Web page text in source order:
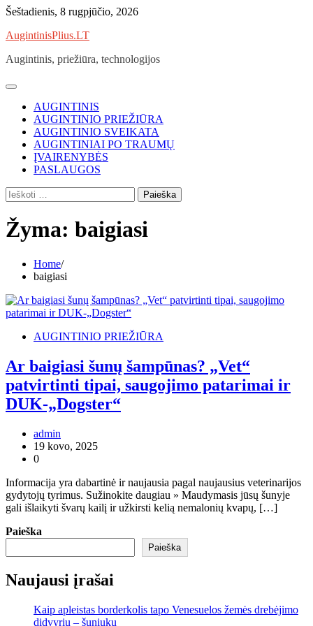
Skip
content
Šeštadienis, 8 rugpjūčio, 2026
AugintinisPlius.LT
Augintinis, priežiūra, technologijos
AUGINTINIS
AUGINTINIO PRIEŽIŪRA
AUGINTINIO SVEIKATA
AUGINTINIAI PO TRAUMŲ
ĮVAIRENYBĖS
PASLAUGOS
Ieškoti:
Žyma: baigiasi
Home
baigiasi
AUGINTINIO PRIEŽIŪRA
Ar baigiasi šunų šampūnas? „Vet“
patvirtinti tipai, saugojimo patarimai ir
DUK-„Dogster“
admin
19 kovo, 2025
0
Informacija yra dabartinė ir naujausia pagal naujausius veterinarijos
gydytojų tyrimus. Sužinokite daugiau » Maudymasis jūsų šunyje
gali išlaikyti švarų kailį ir užkirsti kelią nemalonių kvapų, […]
Paieška
Paieška
Naujausi įrašai
Kaip apleistas borderkolis tapo Venesuelos žemės drebėjimo
didvyriu – šuniuku